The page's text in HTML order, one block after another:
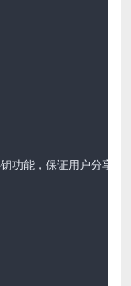
能，保证用户分享短